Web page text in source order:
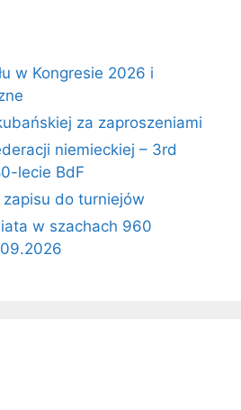
w Kongresie 2026 i
za zaproszeniami
niemieckiej – 3rd
lecie BdF
zapisu do turniejów
w szachach 960